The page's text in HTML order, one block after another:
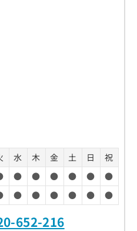
水 木 金 土 日
祝
● ● ● ● ●
●
● ● ● ● ● ●
652-216